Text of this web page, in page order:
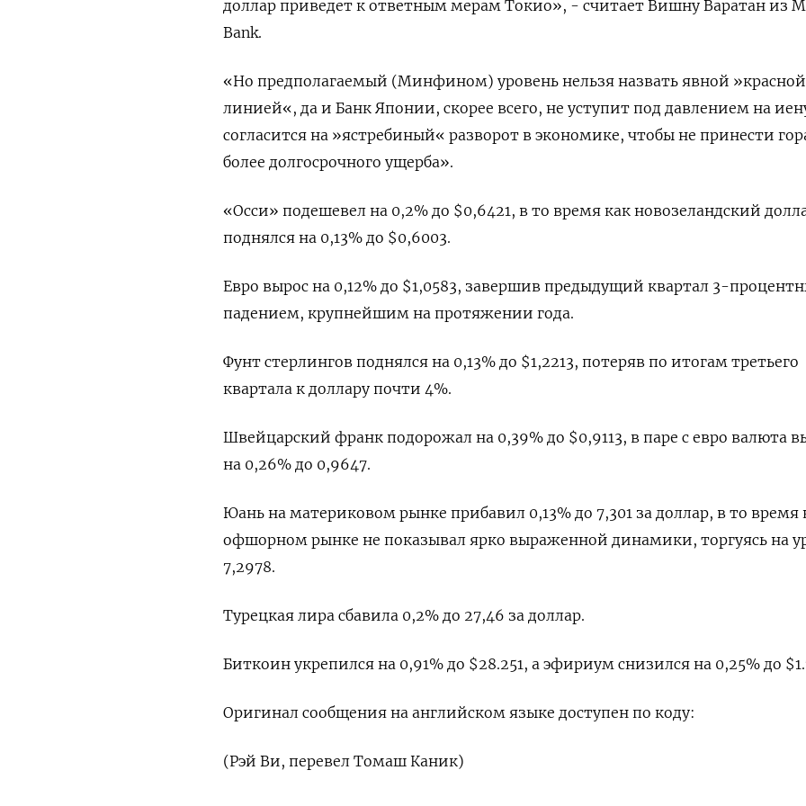
доллар приведет к ответным мерам Токио», - считает Вишну Варатан из
Bank.
«Но предполагаемый (Минфином) уровень нельзя назвать явной »красной
линией«, да и Банк Японии, скорее всего, не уступит под давлением на
согласится на »ястребиный« разворот в экономике, чтобы не принести
более долгосрочного ущерба».
«Осси» подешевел на 0,2% до $0,6421​, в то время как новозеландский
поднялся на 0,13% до $0,6003​.
Евро вырос на 0,12% до $1,0583​, завершив предыдущий квартал 3-
падением, крупнейшим на протяжении года.
Фунт стерлингов поднялся на 0,13% до $1,2213​, потеряв по итогам третьего
квартала к доллару почти 4%.
Швейцарский франк подорожал на 0,39% до $0,9113​, в паре с евро валюта
на 0,26%​ до 0,9647.
Юань на материковом рынке прибавил 0,13% до 7,301 за доллар, в то время
офшорном рынке не показывал ярко выраженной динамики, торгуясь на
7,2978.
Турецкая лира сбавила 0,2% до 27,46 за доллар.
Биткоин укрепился на 0,91% до $28.251, а эфириум снизился на 0,25% до
Оригинал сообщения на английском языке доступен по коду:
(Рэй Ви, перевел Томаш Каник)